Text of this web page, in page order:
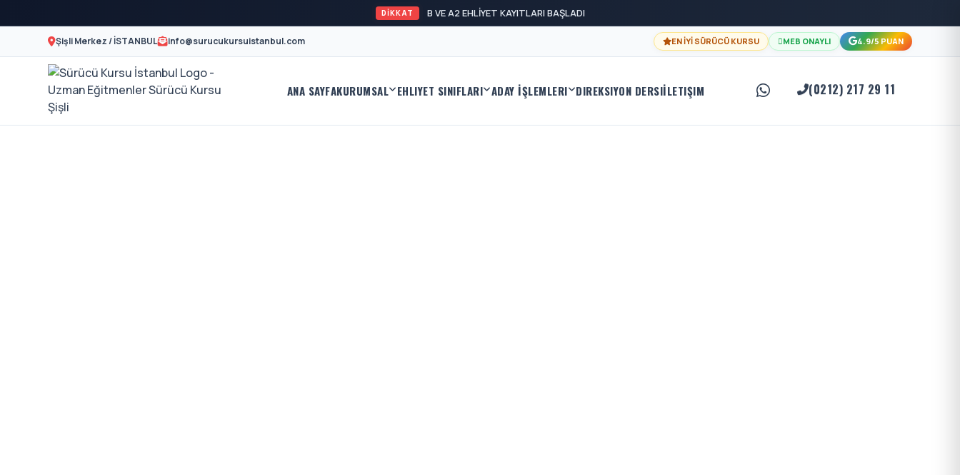
DİKKAT B VE A2 EHLİYET KAYITLARI BAŞLADI!
Şişli Merkez / İSTANBUL info@surucukursuistanbul.com EN İYİ SÜRÜCÜ KURSU MEB ONAYLI 4.9/5 PUAN
Sürücü
A2
ANA SAYFAKURUMSAL EHLIYET SINIFLARI ADAY İŞLEMLERI DIREKSIYON DERSIİLETIŞIM (0212) 217 29 11